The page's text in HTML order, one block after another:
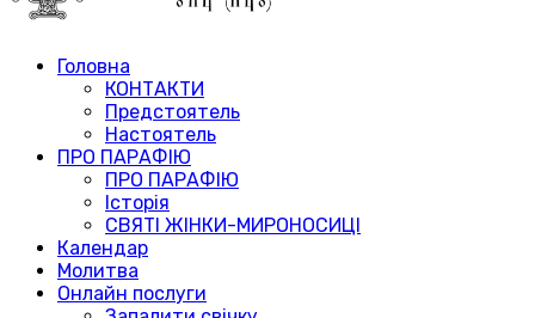
Головна
КОНТАКТИ
Предстоятель
Настоятель
ПРО ПАРАФІЮ
ПРО ПАРАФІЮ
Історія
СВЯТІ ЖІНКИ-МИРОНОСИЦІ
Календар
Молитва
Онлайн послуги